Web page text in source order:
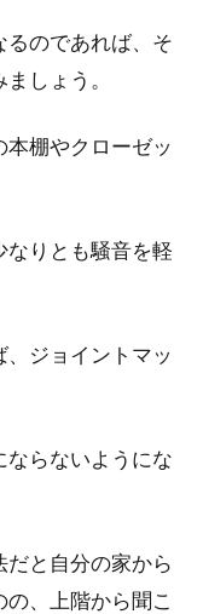
るのであれば、そ
しょう。
棚やクローゼッ
なりとも騒音を軽
ジョイントマッ
ならないようにな
と自分の家から
、上階から聞こ